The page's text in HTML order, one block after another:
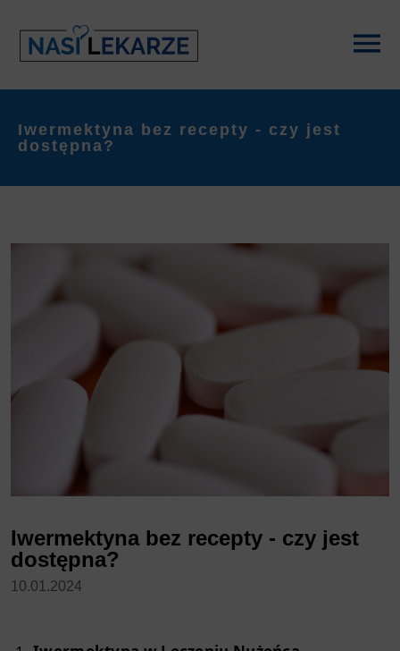
Iwermektyna bez recepty - czy jest
dostępna?
Iwermektyna bez recepty - czy jest
dostępna?
10.01.2024